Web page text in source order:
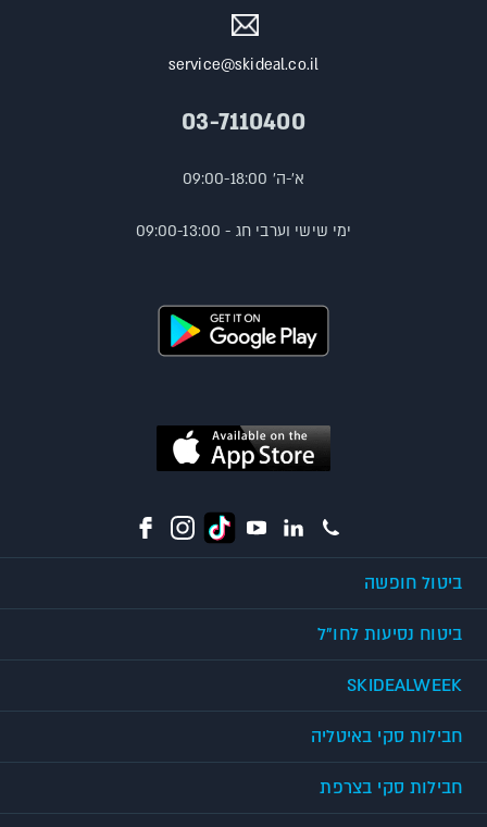
service@skideal.co.il
03-7110400
א'-ה' 09:00-18:00
ימי שישי וערבי חג - 09:00-13:00
ביטול חופשה
ביטוח נסיעות לחו"ל
SKIDEALWEEK
חבילות סקי באיטליה
חבילות סקי בצרפת